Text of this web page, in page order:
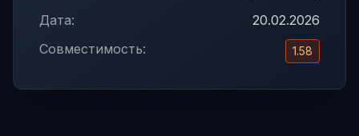
Дата:
20.02.2026
Совместимость:
1.58